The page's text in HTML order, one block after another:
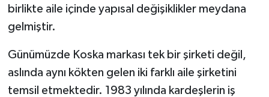
birlikte aile içinde yapısal değişiklikler meydana
gelmiştir.
Günümüzde Koska markası tek bir şirketi değil,
aslında aynı kökten gelen iki farklı aile şirketini
temsil etmektedir. 1983 yılında kardeşlerin iş